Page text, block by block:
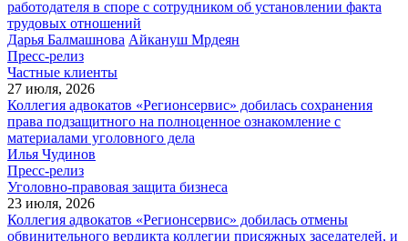
работодателя в споре с сотрудником об установлении факта
трудовых отношений
Дарья Балмашнова Айкануш Мрдеян
Пресс-релиз
Частные клиенты
27 июля, 2026
Коллегия адвокатов «Регионсервис» добилась сохранения
права подзащитного на полноценное ознакомление с
материалами уголовного дела
Илья Чудинов
Пресс-релиз
Уголовно-правовая защита бизнеса
23 июля, 2026
Коллегия адвокатов «Регионсервис» добилась отмены
обвинительного вердикта коллегии присяжных заседателей, и